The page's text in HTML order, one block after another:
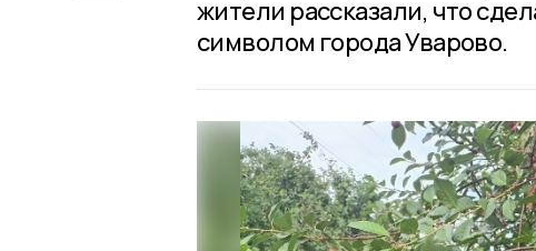
жители рассказали, что
символом города Уварово.